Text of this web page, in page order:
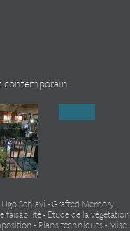
contemporain
Schiavi - Grafted Memory
faisabilité - Etude de la végétation
- Plans techniques - Mise